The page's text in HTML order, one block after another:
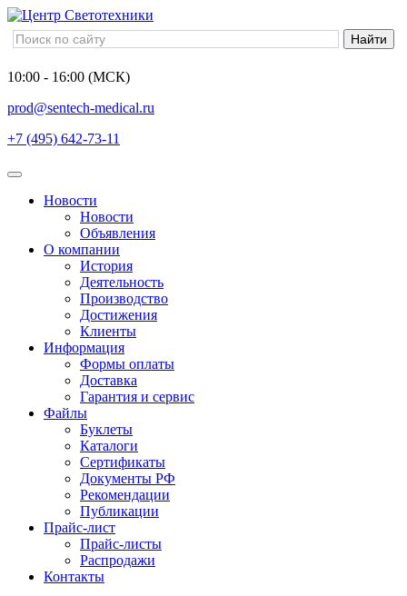
10:00 - 16:00 (МСК)
prod@sentech-medical.ru
+7 (495) 642-73-11
Новости
Новости
Объявления
О компании
История
Деятельность
Производство
Достижения
Клиенты
Информация
Формы оплаты
Доставка
Гарантия и сервис
Файлы
Буклеты
Каталоги
Сертификаты
Документы РФ
Рекомендации
Публикации
Прайс-лист
Прайс-листы
Распродажи
Контакты